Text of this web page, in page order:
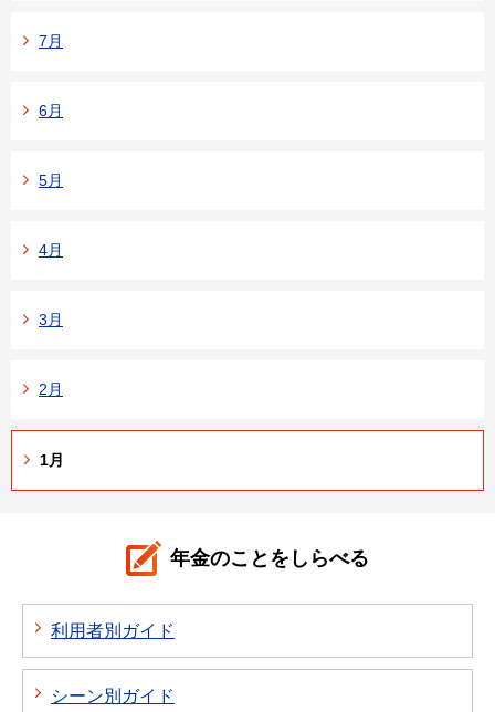
7月
6月
5月
4月
3月
2月
1月
年金のことをしらべる
利用者別ガイド
シーン別ガイド